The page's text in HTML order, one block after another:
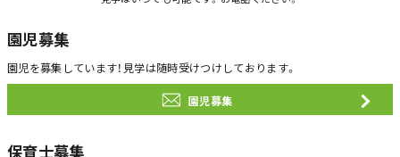
園児募集
園児を募集しています！ 見学は随時受けつけしております。
園児募集
保育士募集